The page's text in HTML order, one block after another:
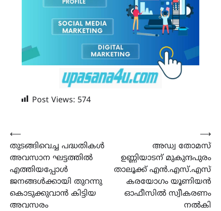
Post Views: 574
Post
navigation
⟵
തുടങ്ങിവെച്ച പദ്ധതികൾ
അവസാന ഘട്ടത്തിൽ
എത്തിയപ്പോൾ
ജനങ്ങൾക്കായി തുറന്നു
കൊടുക്കുവാൻ കിട്ടിയ
അവസരം
അഡ്വ തോമസ്
ഉണ്ണിയാടന് മുകുന്ദപുരം
താലൂക്ക് എൻ.എസ്.എസ്
കരയോഗം യൂണിയൻ
ഓഫീസിൽ സ്വീകരണം
നൽകി
⟶